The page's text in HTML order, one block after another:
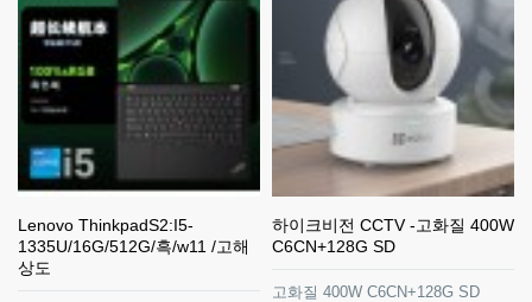
Lenovo ThinkpadS2:I5-
1335U/16G/512G/흑/w11 /고해
상도
하이크비전 CCTV -고화질 400W
C6CN+128G SD
고화질 400W C6CN+128G SD